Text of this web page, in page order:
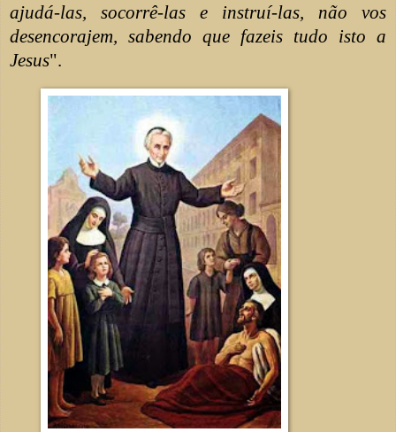
ajudá-las, socorrê-las e instruí-las, não vos
desencorajem, sabendo que fazeis tudo isto a
Jesus".